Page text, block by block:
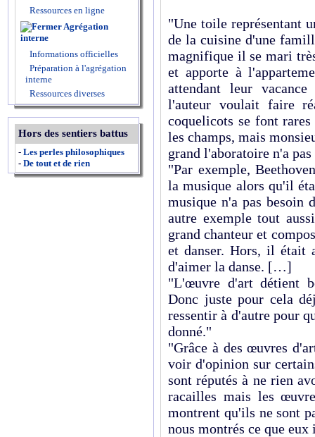
Ressources en ligne
Agrégation
interne
Informations officielles
Préparation à l'agrégation
interne
Ressources diverses
Hors des sentiers battus
- Les perles philosophiques
- De tout et de rien
"Une toile représentant
de la cuisine d'une
magnifique il se mari
et apporte à
attendant leur
l'auteur voulait faire
coquelicots se font
les champs, mais
grand l'aboratoire n'a
"Par exemple,
la musique alors qu'il
musique n'a pas besoin
autre exemple tout
grand chanteur et
et danser. Hors, il était
d'aimer la danse. […]
"L'œuvre d'art détient
Donc juste pour cela
ressentir à d'autre pour
donné."
"Grâce à des œuvres
voir d'opinion sur
sont réputés à ne rien
racailles mais les
montrent qu'ils ne sont
nous montrés ce que eux